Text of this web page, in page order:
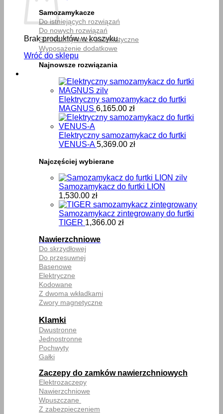
Brak produktów w koszyku.
Wróć do sklepu
Samozamykacze
Do istniejących rozwiązań
Do nowych rozwiązań
Samozamykacze automatyczne
Wyposażenie dodatkowe
Najnowsze rozwiązania
Elektryczny samozamykacz do furtki
MAGNUS 6,165.00 zł
Elektryczny samozamykacz do furtki
VENUS-A 5,369.00 zł
Najczęściej wybierane
Samozamykacz do furtki LION
1,530.00 zł
Samozamykacz zintegrowany do furtki
TIGER 1,366.00 zł
Nawierzchniowe
Do skrzydłowej
Do przesuwnej
Basenowe
Elektryczne
Kodowane
Z dwoma wkładkami
Zwory magnetyczne
Klamki
Dwustronne
Jednostronne
Pochwyty
Gałki
Zaczepy do zamków nawierzchniowych
Elektrozaczepy
Nawierzchniowe
Wpuszczane
Z zabezpieczeniem